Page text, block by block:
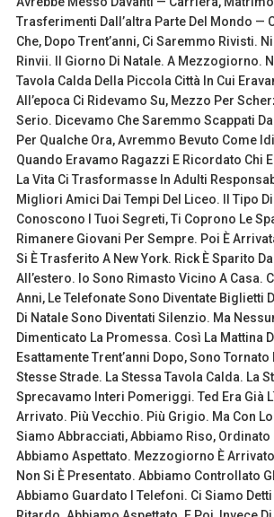
Trasferimenti Dall’altra Parte Del Mondo —
Che, Dopo Trent’anni, Ci Saremmo Rivisti.
Rinvii. Il Giorno Di Natale. A Mezzogiorno.
Tavola Calda Della Piccola Città In Cui
All’epoca Ci Ridevamo Su, Mezzo Per
Serio. Dicevamo Che Saremmo Scappati
Per Qualche Ora, Avremmo Bevuto Come
Quando Eravamo Ragazzi E Ricordato Chi
La Vita Ci Trasformasse In Adulti
Migliori Amici Dai Tempi Del Liceo. Il Tipo
Conoscono I Tuoi Segreti, Ti Coprono Le
Rimanere Giovani Per Sempre. Poi È
Si È Trasferito A New York. Rick È Sparito
All’estero. Io Sono Rimasto Vicino A Casa.
Anni, Le Telefonate Sono Diventate Biglietti
Di Natale Sono Diventati Silenzio. Ma
Dimenticato La Promessa. Così La Mattina
Esattamente Trent’anni Dopo, Sono Tornato
Stesse Strade. La Stessa Tavola Calda. La
Sprecavamo Interi Pomeriggi. Ted Era Già
Arrivato. Più Vecchio. Più Grigio. Ma Con
Siamo Abbracciati, Abbiamo Riso, Ordinato
Abbiamo Aspettato. Mezzogiorno È
Non Si È Presentato. Abbiamo Controllato
Abbiamo Guardato I Telefoni. Ci Siamo Detti